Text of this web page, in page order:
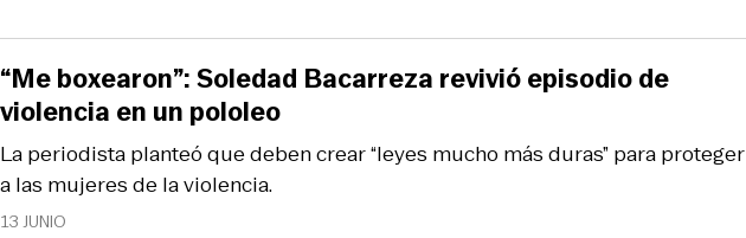
13 JUNIO
La periodista planteó que deben crear “leyes mucho más duras” para proteger
a las mujeres de la violencia.
“Me boxearon”: Soledad Bacarreza revivió episodio de
violencia en un pololeo